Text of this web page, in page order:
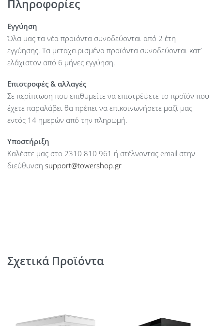
Radiator Compatibility : Rear: 140mm
Radiator Compatibility : Front: 120/240/280/360mm
Maximum CPU Cooler Height : up to 175 mm
Maximum GPU Length : up to 410 mm
Maximum PSU Length : up to 200 mm
Drive bays accessible : 1 x 2.5”
Drive bays accessible : 2 x 3.5”
Expansion Slots : 7
Ports : 2 x USB 3.0
Ports : 1 x USB-C
Colour : White
Πληροφορίες
Εγγύηση
Όλα μας τα νέα προϊόντα συνοδεύονται από 2 έτη
εγγύησης. Τα μεταχειρισμένα προϊόντα συνοδεύονται κατ’
ελάχιστον από 6 μήνες εγγύηση.
Επιστροφές & αλλαγές
Σε περίπτωση που επιθυμείτε να επιστρέψετε το προϊόν που
έχετε παραλάβει θα πρέπει να επικοινωνήσετε μαζί μας
εντός 14 ημερών από την πληρωμή.
Υποστήριξη
Καλέστε μας στο 2310 810 961 ή στέλνοντας email στην
διεύθυνση support@towershop.gr
Σχετικά Προϊόντα